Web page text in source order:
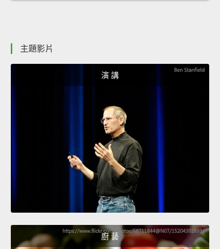
主題影片
演 講
廚 藝